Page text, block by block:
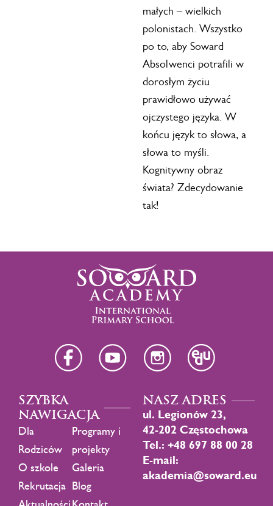
małych – wielkich
polonistach. Wszystko
po to, aby Soward
Absolwenci potrafili w
dorosłym życiu
prawidłowo używać
ojczystego języka. W
końcu język to słowa, a
słowa to myśli.
Kognitywny obraz
świata? Zdecydowanie
tak!
SZYBKA
NAWIGACJA
Dla
Rodziców
O szkole
Rekrutacja
Programy i
projekty
Galeria
Blog
NASZ ADRES
ul. Legionów 23,
42-202 Częstochowa
Tel.: +48 697 88 00 28
E-mail:
akademia@soward.eu